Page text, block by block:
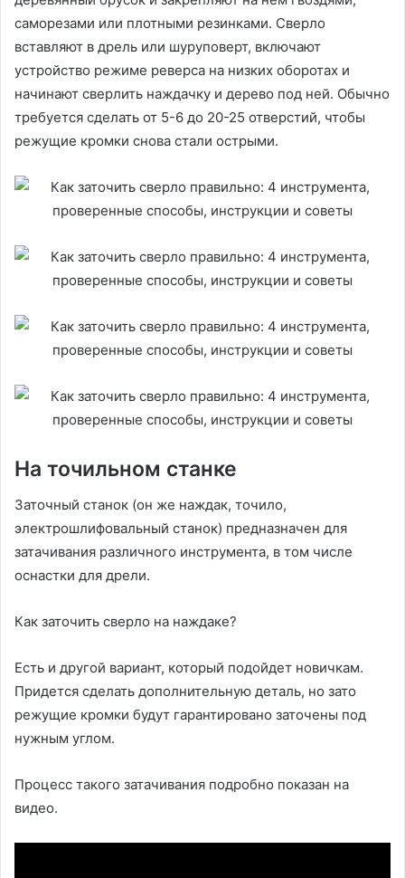
саморезами или плотными резинками. Сверло
вставляют в дрель или шуруповерт, включают
устройство режиме реверса на низких оборотах и
начинают сверлить наждачку и дерево под ней. Обычно
требуется сделать от 5-6 до 20-25 отверстий, чтобы
режущие кромки снова стали острыми.
На точильном станке
Заточный станок (он же наждак, точило,
электрошлифовальный станок) предназначен для
затачивания различного инструмента, в том числе
оснастки для дрели.
Как заточить сверло на наждаке?
Есть и другой вариант, который подойдет новичкам.
Придется сделать дополнительную деталь, но зато
режущие кромки будут гарантировано заточены под
нужным углом.
Процесс такого затачивания подробно показан на
видео.